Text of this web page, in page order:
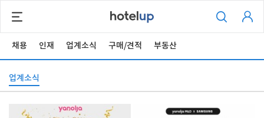
채용 인재 업계소식 구매/견적 부동산
업계소식